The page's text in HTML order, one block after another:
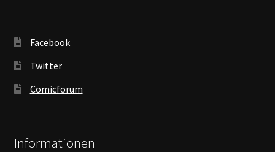
Facebook
Twitter
Comicforum
Informationen